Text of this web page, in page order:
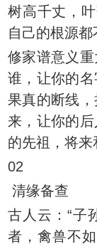
树高千丈，
自己的根源
修家谱意义
谁，让你的
果真的断线
来，让你的
的先祖，将来
02
清缘备查
古人云：“子
者，禽兽不